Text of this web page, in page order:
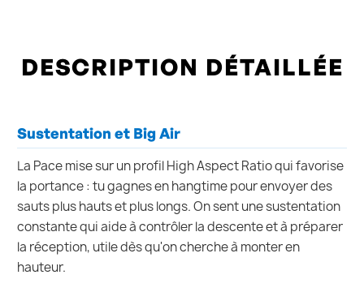
DESCRIPTION DÉTAILLÉE
Sustentation et Big Air
La Pace mise sur un profil High Aspect Ratio qui favorise
la portance : tu gagnes en hangtime pour envoyer des
sauts plus hauts et plus longs. On sent une sustentation
constante qui aide à contrôler la descente et à préparer
la réception, utile dès qu'on cherche à monter en
hauteur.